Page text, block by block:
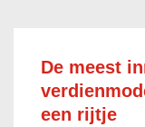
De meest
een rijtje